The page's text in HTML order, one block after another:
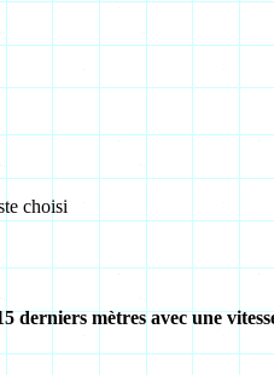
choisi
mètres avec une